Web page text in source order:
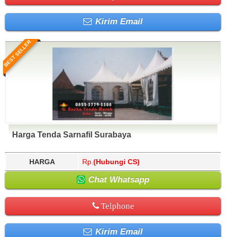
Kirim Email
BEST SELLER
Harga Tenda Sarnafil Surabaya
HARGA Rp. (Hubungi CS)
Chat Whatsapp
Telphone
Kirim Email